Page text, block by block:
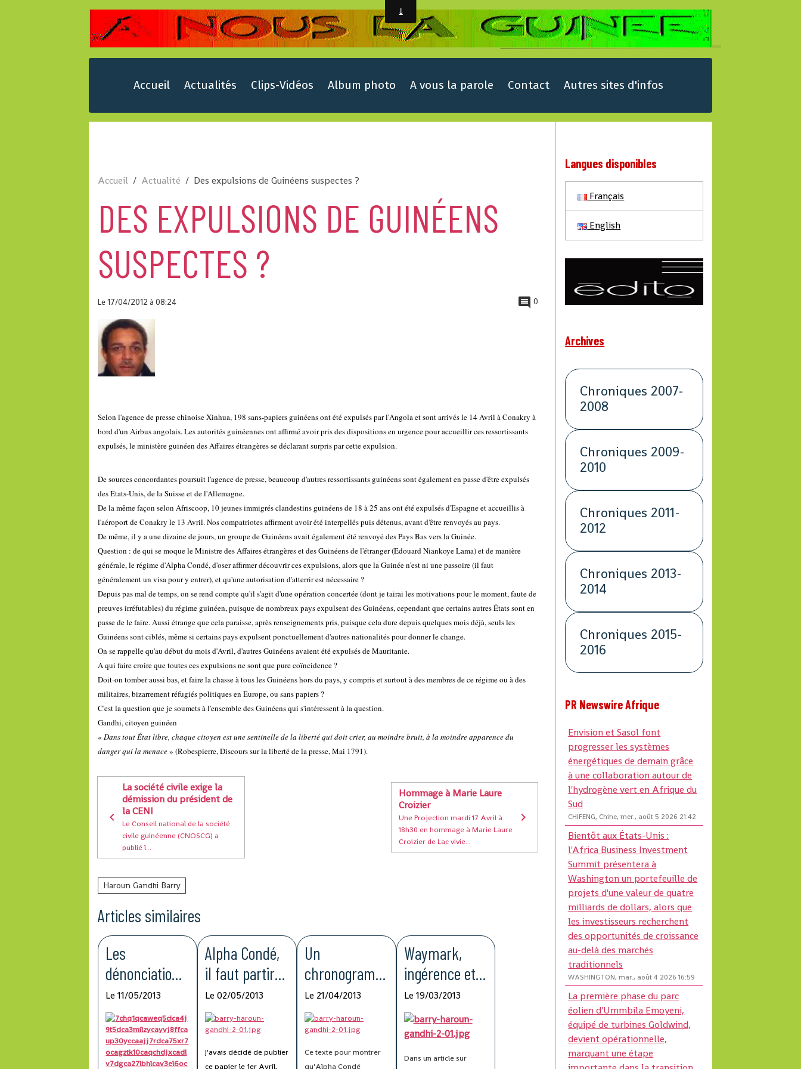
Accueil Actualités Clips-Vidéos Album photo A vous la parole Contact Autres sites d'infos
Accueil Actualité Des expulsions de Guinéens suspectes ?
DES EXPULSIONS DE GUINÉENS
SUSPECTES ?
Le 17/04/2012à 08:24 0
Selon l'agence de presse chinoise Xinhua, 198 sans-papiers guinéens ont été expulsés par l'Angola et sont arrivés le 14 Avril à Conakry à
bord d'un Airbus angolais.Les autorités guinéennes ont affirmé avoir pris des dispositions en urgence pour accueillir ces ressortissants
expulsés, le ministère guinéen des Affaires étrangères se déclarant surpris par cette expulsion.
De sources concordantes poursuit l'agence de presse, beaucoup d'autres ressortissants guinéens sont également en passe d'être expulsés
des États-Unis, de la Suisse et de l'Allemagne.
De la même façon selon Afriscoop, 10 jeunes immigrés clandestins guinéens de 18 à 25 ans ont été expulsés d'Espagne et accueillis à
l'aéroport de Conakry le 13 Avril. Nos compatriotes affirment avoir été interpellés puis détenus, avant d'être renvoyés au pays.
De même, il y a une dizaine de jours, un groupe de Guinéens avait également été renvoyé des Pays Bas vers la Guinée.
Question : de qui se moque le Ministre des Affaires étrangères et des Guinéens de l'étranger (Edouard Niankoye Lama) et de manière
générale, le régime d'Alpha Condé, d'oser affirmer découvrir ces expulsions, alors que la Guinée n'est ni une passoire (il faut
généralement un visa pour y entrer), et qu'une autorisation d'atterrir est nécessaire ?
Depuis pas mal de temps, on se rend compte qu'il s'agit d'une opération concertée (dont je tairai les motivations pour le moment, faute de
preuves irréfutables) du régime guinéen, puisque de nombreux pays expulsent des Guinéens, cependant que certains autres États sont en
passe de le faire. Aussi étrange que cela paraisse, après renseignements pris, puisque cela dure depuis quelques mois déjà, seuls les
Guinéens sont ciblés, même si certains pays expulsent ponctuellement d'autres nationalités pour donner le change.
On se rappelle qu'au début du mois d'Avril, d'autres Guinéens avaient été expulsés de Mauritanie.
A qui faire croire que toutes ces expulsions ne sont que pure coïncidence ?
Doit-on tomber aussi bas, et faire la chasse à tous les Guinéens hors du pays, y compris et surtout à des membres de ce régime ou à des
militaires, bizarrement réfugiés politiques en Europe, ou sans papiers ?
C'est la question que je soumets à l'ensemble des Guinéens qui s'intéressent à la question.
Gandhi, citoyen guinéen
«Dans tout État libre, chaque citoyen est une sentinelle de la liberté qui doit crier, au moindre bruit, à la moindre apparence du
danger qui la menace» (Robespierre, Discours sur la liberté de la presse, Mai 1791).
La société civile exige la
démission du président de
la CENI
Le Conseil national de la société
civile guinéenne (CNOSCG) a
publié l...
Hommage à Marie Laure
Croizier
Une Projection mardi 17 Avril à
18h30 en hommage à Marie Laure
Croizier de Lac vivie...
Haroun Gandhi Barry
Articles similaires
Les
dénonciations
indignes du
RPG et du
gouvernemen
t
Le 11/05/2013
Alpha Condé,
il faut partir
maintenant
Le 02/05/2013
J'avais décidé de publier
ce papier le 1er Avril,
Un
chronogramm
e illégal
Le 21/04/2013
Ce texte pour montrer
qu'Alpha Condé
Waymark,
ingérence et
malhonnêteté
Le 19/03/2013
Dans un article sur
Langues disponibles
Français
English
Archives
Chroniques 2007-
2008
Chroniques 2009-
2010
Chroniques 2011-
2012
Chroniques 2013-
2014
Chroniques 2015-
2016
PR Newswire Afrique
Envision et Sasol font
progresser les systèmes
énergétiques de demain grâce
à une collaboration autour de
l'hydrogène vert en Afrique du
Sud
CHIFENG, Chine, mer., août 5 2026 21:42
Bientôt aux États-Unis :
l'Africa Business Investment
Summit présentera à
Washington un portefeuille de
projets d'une valeur de quatre
milliards de dollars, alors que
les investisseurs recherchent
des opportunités de croissance
au-delà des marchés
traditionnels
WASHINGTON, mar., août 4 2026 16:59
La première phase du parc
éolien d'Ummbila Emoyeni,
équipé de turbines Goldwind,
devient opérationnelle,
marquant une étape